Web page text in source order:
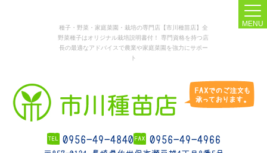
種子・野菜・家庭菜園・栽培の専門店【市川種苗店】全
野菜種子はオリジナル栽培説明書付！ 専門資格を持つ店
長の最適なアドバイスで農業や家庭菜園を強力にサポー
ト
MENU